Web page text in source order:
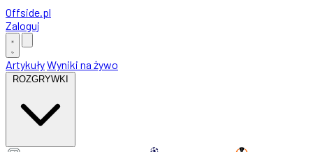
Offside.pl
Zaloguj
ArtykułyWyniki na żywo
ROZGRYWKI